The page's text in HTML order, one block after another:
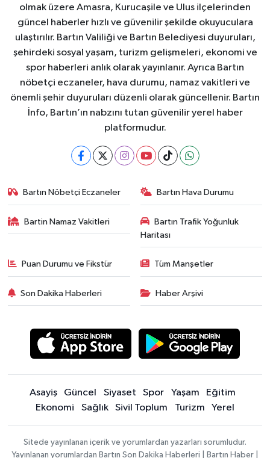
olmak üzere Amasra, Kurucaşile ve Ulus ilçelerinden
güncel haberler hızlı ve güvenilir şekilde okuyuculara
ulaştırılır. Bartın Valiliği ve Bartın Belediyesi duyuruları,
şehirdeki sosyal yaşam, turizm gelişmeleri, ekonomi ve
spor haberleri anlık olarak yayınlanır. Ayrıca Bartın
nöbetçi eczaneler, hava durumu, namaz vakitleri ve
önemli şehir duyuruları düzenli olarak güncellenir. Bartın
İnfo, Bartın’ın nabzını tutan güvenilir yerel haber
platformudur.
Bartın Nöbetçi Eczaneler Bartın Hava Durumu
Bartin Namaz Vakitleri
Bartın Trafik Yoğunluk
Haritası
Puan Durumu ve Fikstür Tüm Manşetler
Son Dakika Haberleri Haber Arşivi
Asayiş Güncel Siyaset Spor Yaşam
Eğitim
Ekonomi
Sağlık Sivil Toplum Turizm Yerel
Sitede yayınlanan içerik ve yorumlardan yazarları sorumludur.
Yayınlanan yorumlardan Bartın Son Dakika Haberleri | Bartın Haber |